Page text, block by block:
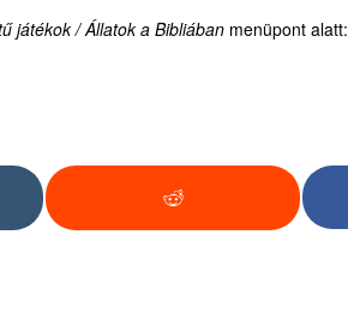
játékok / Állatok a Bibliában menüpont alatt: